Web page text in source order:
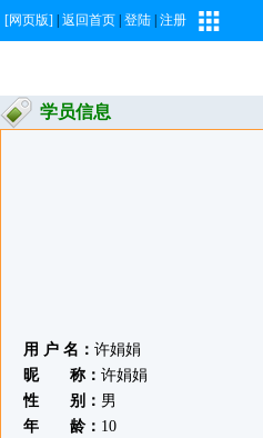
[网页版] 返回首页 登陆 注册
学员信息
用 户 名： 许娟娟
昵 称： 许娟娟
性 别： 男
年 龄： 10